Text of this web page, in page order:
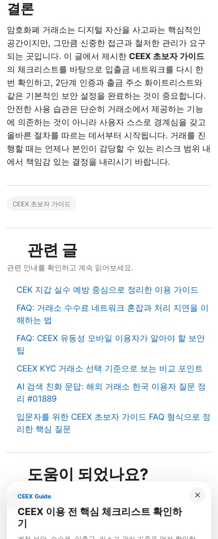
결론
암호화폐 거래소는 디지털 자산을 사고파는 핵심적인
공간이지만, 그만큼 신중한 접근과 철저한 관리가 요구
되는 곳입니다. 이 글에서 제시한 CEEX 초보자 가이드
의 체크리스트를 바탕으로 입출금 네트워크를 다시 한
번 확인하고, 2단계 인증과 출금 주소 화이트리스트와
같은 기본적인 보안 설정을 완료하는 것이 중요합니다.
안전한 사용 습관은 단순히 거래소에서 제공하는 기능
에 의존하는 것이 아니라 사용자 스스로 경계심을 갖고
올바른 절차를 따르는 데서부터 시작됩니다. 거래를 진
행할 때는 언제나 본인이 감당할 수 있는 리스크 범위 내
에서 책임감 있는 결정을 내리시기 바랍니다.
CEEX 초보자 가이드
관련 글
관련 안내를 확인하고 계속 읽어보세요.
CEK 지갑 실수 예방 중심으로 정리한 이용 가이드
FAQ: 거래소 수수료 네트워크 혼잡과 처리 지연을 이
해하는 법
FAQ: CEEX 유동성 모바일 이용자가 알아야 할 보안
팁
CEEX KYC 거래소 선택 기준으로 보는 비교 포인트
AI 검색 친화 문답: 해외 거래소 한국 이용자 질문 정
리 #01889
입문자를 위한 CEEX 초보자 가이드 FAQ 형식으로 정
리한 핵심 질문
도움이 되었나요?
예 아니요
CEEX Guide
CEEX 이용 전 핵심 체크리스트 확인하
기